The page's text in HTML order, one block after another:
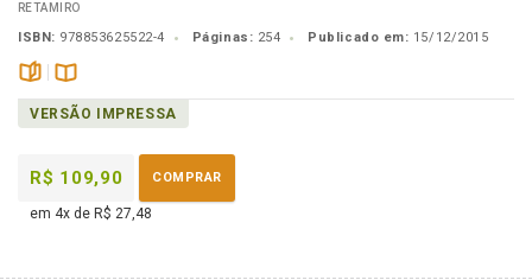
RETAMIRO
ISBN: 978853625522-4 Páginas: 254 Publicado em: 15/12/2015
páginasDisponível
na
VERSÃO IMPRESSA
R$ 109,90 COMPRAR
em 4x de R$ 27,48